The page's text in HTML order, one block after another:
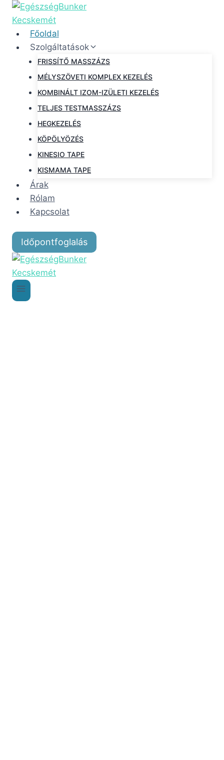
Főoldal
Szolgáltatások
FRISSÍTŐ MASSZÁZS
MÉLYSZÖVETI KOMPLEX KEZELÉS
KOMBINÁLT IZOM-IZÜLETI KEZELÉS
TELJES TESTMASSZÁZS
HEGKEZELÉS
KÖPÖLYÖZÉS
KINESIO TAPE
KISMAMA TAPE
Árak
Rólam
Kapcsolat
Időpontfoglalás